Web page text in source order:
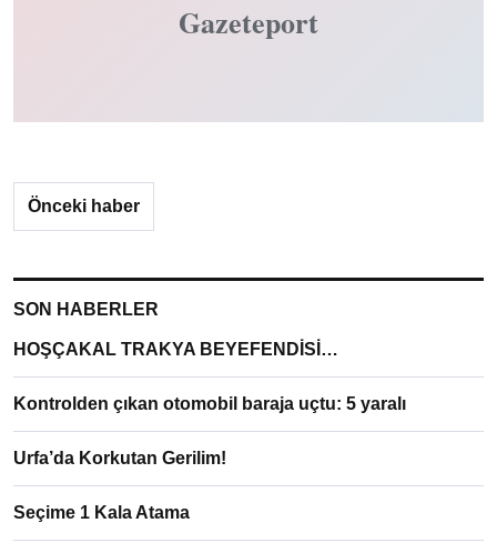
Gazeteport
Önceki haber
SON HABERLER
HOŞÇAKAL TRAKYA BEYEFENDİSİ…
Kontrolden çıkan otomobil baraja uçtu: 5 yaralı
Urfa’da Korkutan Gerilim!
Seçime 1 Kala Atama